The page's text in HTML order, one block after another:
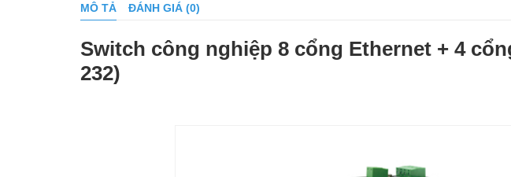
MÔ TẢ ĐÁNH GIÁ (0)
Switch công nghiệp 8 cổng Ethernet + 4
232)